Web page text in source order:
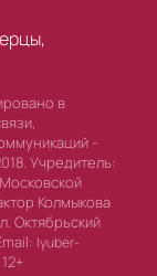
в
-
Учредитель:
Колмыкова
Октябрьский
lyuber-